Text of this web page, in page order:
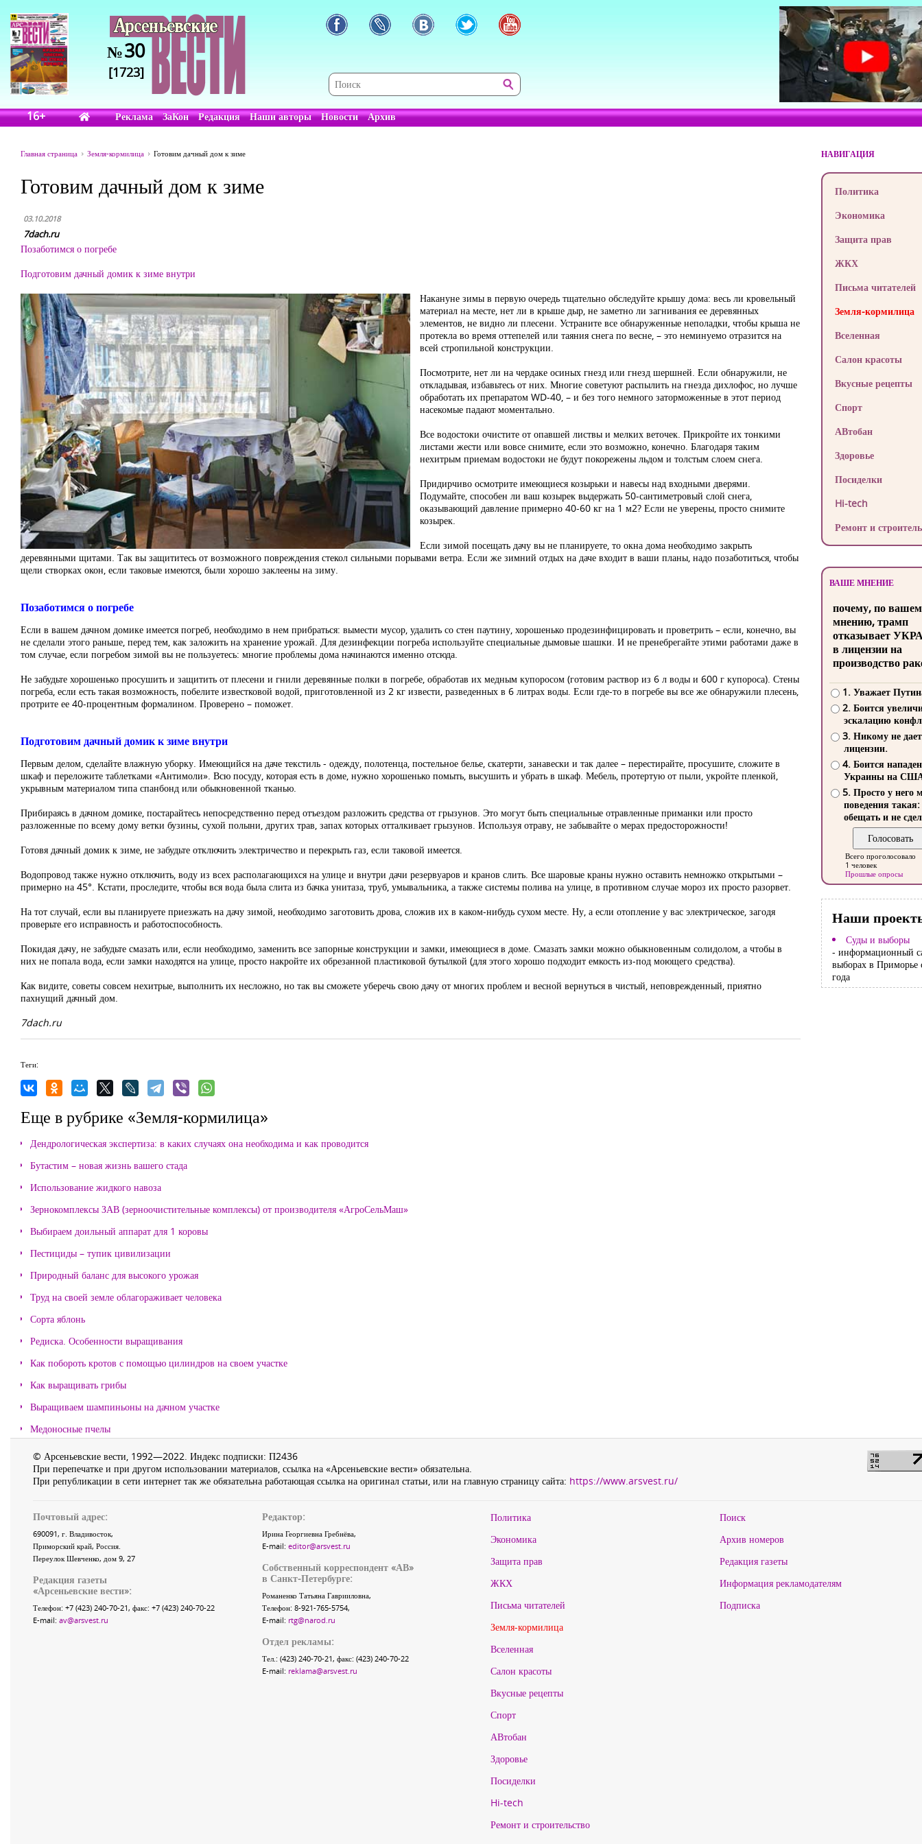
№30
[1723]
16+ Реклама ЗаКон Редакция Наши авторы Новости Архив
Главная страница Земля-кормилица Готовим дачный дом к зиме
Готовим дачный дом к зиме
03.10.2018
7dach.ru
Позаботимся о погребе
Подготовим дачный домик к зиме внутри
Накануне зимы в первую очередь тщательно обследуйте крышу дома: весь ли кровельный
материал на месте, нет ли в крыше дыр, не заметно ли загнивания ее деревянных
элементов, не видно ли плесени. Устраните все обнаруженные неполадки, чтобы крыша не
протекла во время оттепелей или таяния снега по весне, – это неминуемо отразится на
всей стропильной конструкции.
Посмотрите, нет ли на чердаке осиных гнезд или гнезд шершней. Если обнаружили, не
откладывая, избавьтесь от них. Многие советуют распылить на гнезда дихлофос, но лучше
обработать их препаратом WD-40, – и без того немного заторможенные в этот период
насекомые падают моментально.
Все водостоки очистите от опавшей листвы и мелких веточек. Прикройте их тонкими
листами жести или вовсе снимите, если это возможно, конечно. Благодаря таким
нехитрым приемам водостоки не будут покорежены льдом и толстым слоем снега.
Придирчиво осмотрите имеющиеся козырьки и навесы над входными дверями.
Подумайте, способен ли ваш козырек выдержать 50-сантиметровый слой снега,
оказывающий давление примерно 40-60 кг на 1 м2? Если не уверены, просто снимите
козырек.
Если зимой посещать дачу вы не планируете, то окна дома необходимо закрыть
деревянными щитами. Так вы защититесь от возможного повреждения стекол сильными порывами ветра. Если же зимний отдых на даче входит в ваши планы, надо позаботиться, чтобы
щели створках окон, если таковые имеются, были хорошо заклеены на зиму.
Позаботимся о погребе
Если в вашем дачном домике имеется погреб, необходимо в нем прибраться: вымести мусор, удалить со стен паутину, хорошенько продезинфицировать и проветрить – если, конечно, вы
не сделали этого раньше, перед тем, как заложить на хранение урожай. Для дезинфекции погреба используйте специальные дымовые шашки. И не пренебрегайте этими работами даже в
том случае, если погребом зимой вы не пользуетесь: многие проблемы дома начинаются именно отсюда.
Не забудьте хорошенько просушить и защитить от плесени и гнили деревянные полки в погребе, обработав их медным купоросом (готовим раствор из 6 л воды и 600 г купороса). Стены
погреба, если есть такая возможность, побелите известковой водой, приготовленной из 2 кг извести, разведенных в 6 литрах воды. Если где-то в погребе вы все же обнаружили плесень,
протрите ее 40-процентным формалином. Проверено – поможет.
Подготовим дачный домик к зиме внутри
Первым делом, сделайте влажную уборку. Имеющийся на даче текстиль - одежду, полотенца, постельное белье, скатерти, занавески и так далее – перестирайте, просушите, сложите в
шкаф и переложите таблетками «Антимоли». Всю посуду, которая есть в доме, нужно хорошенько помыть, высушить и убрать в шкаф. Мебель, протертую от пыли, укройте пленкой,
укрывным материалом типа спанбонд или обыкновенной тканью.
Прибираясь в дачном домике, постарайтесь непосредственно перед отъездом разложить средства от грызунов. Это могут быть специальные отравленные приманки или просто
разложенные по всему дому ветки бузины, сухой полыни, других трав, запах которых отталкивает грызунов. Используя отраву, не забывайте о мерах предосторожности!
Готовя дачный домик к зиме, не забудьте отключить электричество и перекрыть газ, если таковой имеется.
Водопровод также нужно отключить, воду из всех располагающихся на улице и внутри дачи резервуаров и кранов слить. Все шаровые краны нужно оставить немножко открытыми –
примерно на 45°. Кстати, проследите, чтобы вся вода была слита из бачка унитаза, труб, умывальника, а также системы полива на улице, в противном случае мороз их просто разорвет.
На тот случай, если вы планируете приезжать на дачу зимой, необходимо заготовить дрова, сложив их в каком-нибудь сухом месте. Ну, а если отопление у вас электрическое, загодя
проверьте его исправность и работоспособность.
Покидая дачу, не забудьте смазать или, если необходимо, заменить все запорные конструкции и замки, имеющиеся в доме. Смазать замки можно обыкновенным солидолом, а чтобы в
них не попала вода, если замки находятся на улице, просто накройте их обрезанной пластиковой бутылкой (для этого хорошо подходит емкость из-под моющего средства).
Как видите, советы совсем нехитрые, выполнить их несложно, но так вы сможете уберечь свою дачу от многих проблем и весной вернуться в чистый, неповрежденный, приятно
пахнущий дачный дом.
7dach.ru
Теги:
Еще в рубрике «Земля-кормилица»
Дендрологическая экспертиза: в каких случаях она необходима и как проводится
Бутастим – новая жизнь вашего стада
Использование жидкого навоза
Зернокомплексы ЗАВ (зерноочистительные комплексы) от производителя «АгроСельМаш»
Выбираем доильный аппарат для 1 коровы
Пестициды – тупик цивилизации
Природный баланс для высокого урожая
Труд на своей земле облагораживает человека
Сорта яблонь
Редиска. Особенности выращивания
Как побороть кротов с помощью цилиндров на своем участке
Как выращивать грибы
Выращиваем шампиньоны на дачном участке
Медоносные пчелы
НАВИГАЦИЯ
Политика
Экономика
Защита прав
ЖКХ
Письма читателей
Земля-кормилица
Вселенная
Салон красоты
Вкусные рецепты
Спорт
АВтобан
Здоровье
Посиделки
Hi-tech
Ремонт и
ВАШЕ МНЕНИЕ
почему, по
мнению, трамп
отказывает
в лицензии на
производство
1. Уважает
2. Боится
эскалацию
3. Никому не
лицензии.
4. Боится
Украины на
5. Просто у него
поведения такая:
обещать и не
Всего проголосовало
1 человек
Прошлые опросы
Наши
Суды и выборы
- информационный
выборах в Приморье
года
© Арсеньевские вести, 1992—2022. Индекс подписки: П2436
При перепечатке и при другом использовании материалов, ссылка на «Арсеньевские вести» обязательна.
При републикации в сети интернет так же обязательна работающая ссылка на оригинал статьи, или на главную страницу сайта: https://www.arsvest.ru/
Почтовый адрес:
690091, г. Владивосток,
Приморский край, Россия.
Переулок Шевченко, дом 9, 27
Редакция газеты
«Арсеньевские вести»:
Телефон: +7 (423) 240-70-21, факс: +7 (423) 240-70-22
E-mail: av@arsvest.ru
Редактор:
Ирина Георгиевна Гребнёва,
E-mail: editor@arsvest.ru
Собственный корреспондент «АВ»
в Санкт-Петербурге:
Романенко Татьяна Гаврииловна,
Телефон: 8-921-765-5754,
E-mail: rtg@narod.ru
Отдел рекламы:
Тел.: (423) 240-70-21, факс: (423) 240-70-22
E-mail: reklama@arsvest.ru
Политика
Экономика
Защита прав
ЖКХ
Письма читателей
Земля-кормилица
Вселенная
Салон красоты
Вкусные рецепты
Спорт
АВтобан
Здоровье
Посиделки
Hi-tech
Ремонт и строительство
Поиск
Архив номеров
Редакция газеты
Информация рекламодателям
Подписка